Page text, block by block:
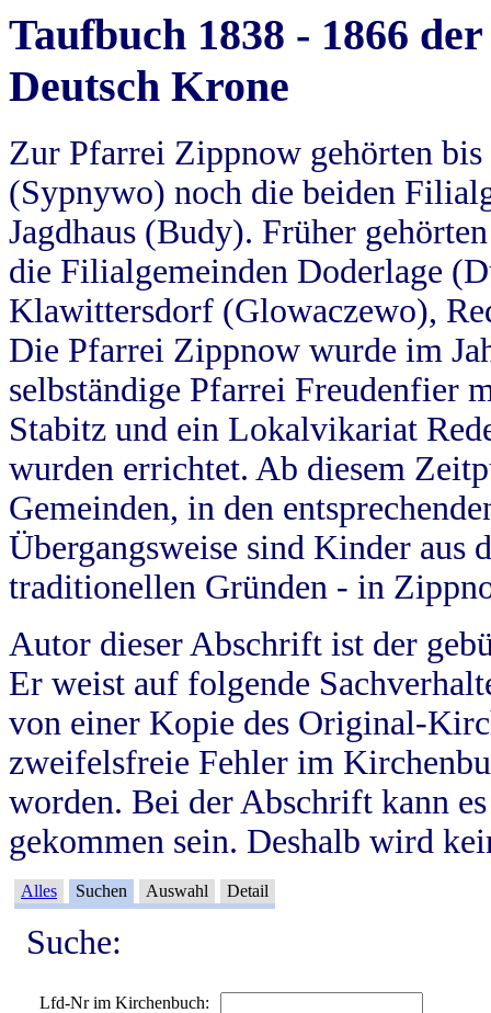
Taufbuch 1838 - 1866
Deutsch Krone
Zur Pfarrei Zippnow gehörten
(Sypnywo) noch die beiden
Jagdhaus (Budy). Früher
die Filialgemeinden Doderlage
Klawittersdorf (Glowaczewo),
Die Pfarrei Zippnow wurde im
selbständige Pfarrei Freudenfier
Stabitz und ein Lokalvikariat
wurden errichtet. Ab diesem
Gemeinden, in den
Übergangsweise sind Kinder aus
traditionellen Gründen - in
Autor dieser Abschrift ist der
Er weist auf folgende
von einer Kopie des Original-
zweifelsfreie Fehler im
worden. Bei der Abschrift kann
gekommen sein. Deshalb wird
Alles Suchen Auswahl Detail
Suche:
Lfd-Nr im Kirchenbuch: